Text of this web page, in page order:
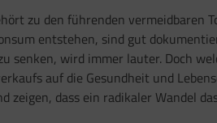
zu den führenden vermeidbaren
entstehen, sind gut
senken, wird immer lauter. Doch
auf die Gesundheit und
zeigen, dass ein radikaler Wandel